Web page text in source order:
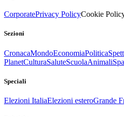
CorporatePrivacy PolicyCookie
Sezioni
CronacaMondoEconomiaPolitica
PlanetCulturaSaluteScuolaAnimali
Speciali
Elezioni ItaliaElezioni esteroGrande